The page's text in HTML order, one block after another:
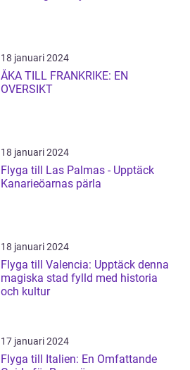
18 januari 2024
ÅKA TILL FRANKRIKE: EN
OVERSIKT
18 januari 2024
Flyga till Las Palmas - Upptäck
Kanarieöarnas pärla
18 januari 2024
Flyga till Valencia: Upptäck denna
magiska stad fylld med historia
och kultur
17 januari 2024
Flyga till Italien: En Omfattande